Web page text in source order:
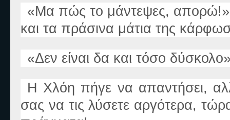
«Μα πώς το μάντεψες, απορώ!»
και τα πράσινα μάτια της
«Δεν είναι δα και τόσο δύσκολο
Η Χλόη πήγε να απαντήσει,
σας να τις λύσετε αργότερα,